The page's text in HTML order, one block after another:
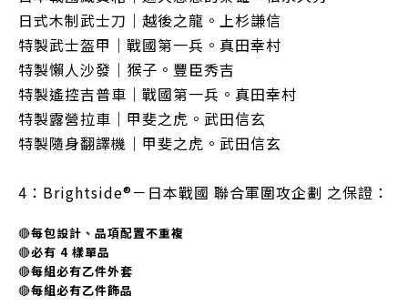
日式木制武士刀｜越後之龍。上杉謙信
特製武士盔甲｜戰國第一兵。真田幸村
特製懶人沙發｜猴子。豐臣秀吉
特製遙控吉普車｜戰國第一兵。真田幸村
特製露營拉車｜甲斐之虎。武田信玄
特製隨身翻譯機｜甲斐之虎。武田信玄
4：Brightside®－日本戰國 聯合軍圍攻企劃 之保證：
🔴每包設計、品項配置不重複
🔴必有 4 樣單品
🔴每組必有乙件外套
🔴每組必有乙件飾品